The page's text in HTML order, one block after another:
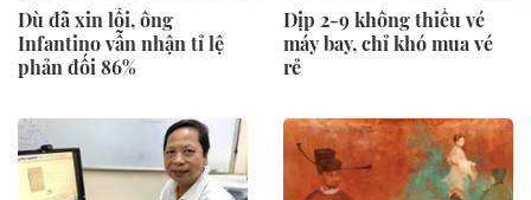
Dù đã xin lỗi, ông
Infantino vẫn nhận tỉ lệ
phản đối 86%
Dịp 2-9 không thiếu vé
máy bay, chỉ khó mua vé
rẻ